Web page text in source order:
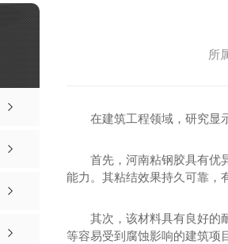
所
在建筑工程领域，研究显
首先，河南粘钢胶具有优
能力。其粘结效果持久可靠，
其次，该材料具有良好的
等容易受到腐蚀影响的建筑项